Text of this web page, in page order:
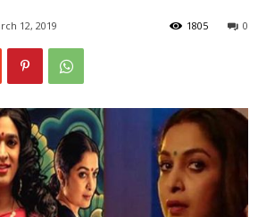
12, 2019 0
1805